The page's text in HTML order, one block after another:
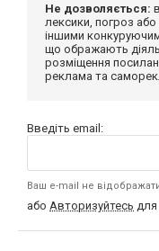
Не дозволяється:
лексики, погроз
іншими
що ображають
розміщення
реклама та
Введіть email:
Ваш e-mail не
або Авторизуйтесь для